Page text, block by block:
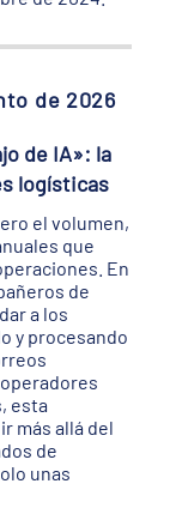
de 2026
de IA»: la
logísticas
el volumen,
que
En
de
a los
y procesando
esta
más allá del
de
unas